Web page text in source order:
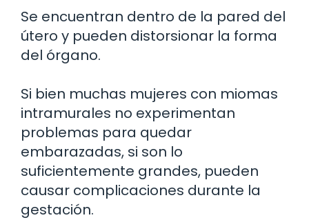
Se encuentran dentro de la pared del
útero y pueden distorsionar la forma
del órgano.
Si bien muchas mujeres con miomas
intramurales no experimentan
problemas para quedar
embarazadas, si son lo
suficientemente grandes, pueden
causar complicaciones durante la
gestación.